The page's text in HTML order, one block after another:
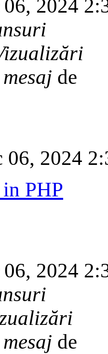
2024
de
06, 2024
PHP
2024
de